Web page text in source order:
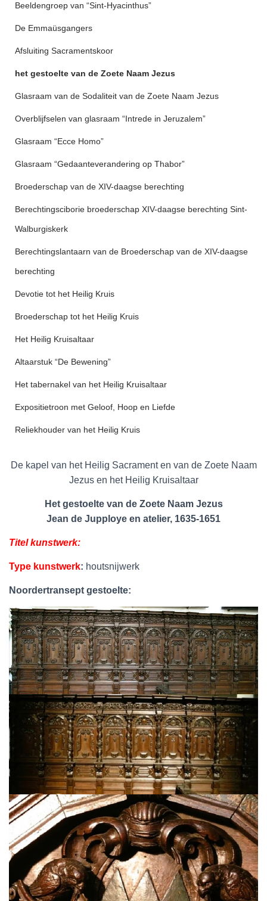
Beeldengroep van “Sint-Hyacinthus”
De Emmaüsgangers
Afsluiting Sacramentskoor
het gestoelte van de Zoete Naam Jezus
Glasraam van de Sodaliteit van de Zoete Naam Jezus
Overblijfselen van glasraam “Intrede in Jeruzalem”
Glasraam “Ecce Homo”
Glasraam “Gedaanteverandering op Thabor”
Broederschap van de XIV-daagse berechting
Berechtingsciborie broederschap XIV-daagse berechting Sint-
Walburgiskerk
Berechtingslantaarn van de Broederschap van de XIV-daagse
berechting
Devotie tot het Heilig Kruis
Broederschap tot het Heilig Kruis
Het Heilig Kruisaltaar
Altaarstuk “De Bewening”
Het tabernakel van het Heilig Kruisaltaar
Expositietroon met Geloof, Hoop en Liefde
Reliekhouder van het Heilig Kruis
De kapel van het Heilig Sacrament en van de Zoete Naam
Jezus en het Heilig Kruisaltaar
Het gestoelte van de Zoete Naam Jezus
Jean de Jupploye en atelier, 1635-1651
Titel kunstwerk:
Type kunstwerk: houtsnijwerk
Noordertransept gestoelte: